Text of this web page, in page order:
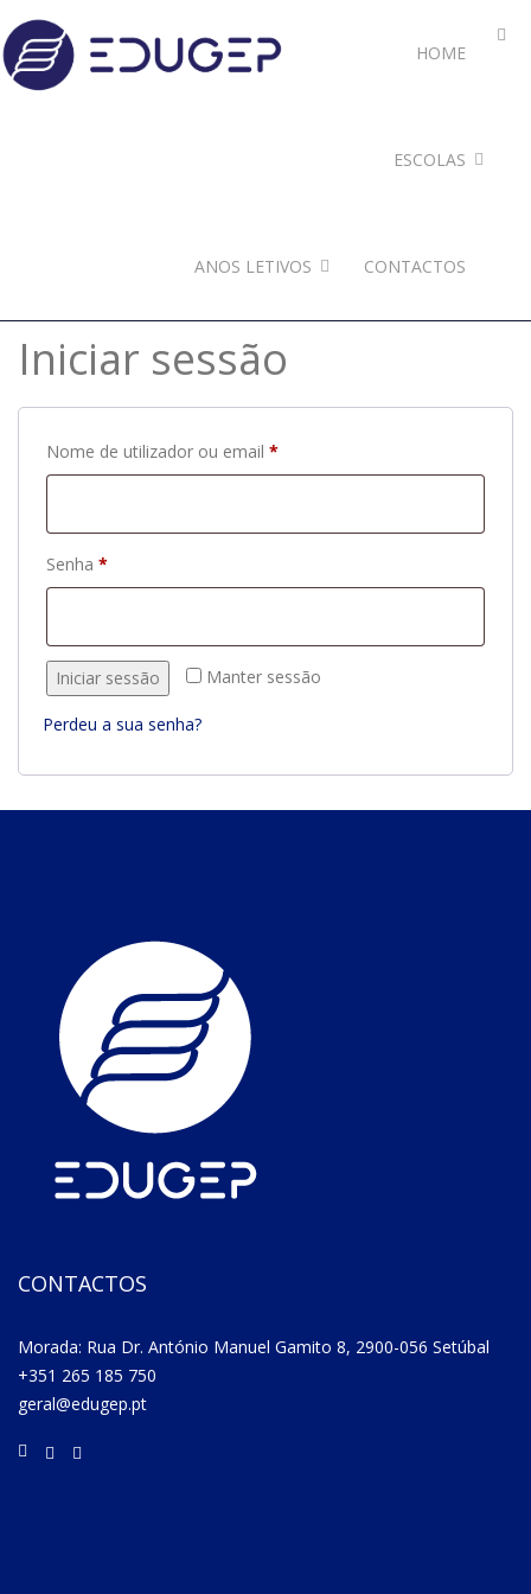
HOME
ESCOLAS
ANOS LETIVOS CONTACTOS
Iniciar sessão
Nome de utilizador ou email *
Senha *
Manter sessão
Iniciar sessão
Perdeu a sua senha?
CONTACTOS
Morada: Rua Dr. António Manuel Gamito 8, 2900-056 Setúbal
+351 265 185 750
geral@edugep.pt